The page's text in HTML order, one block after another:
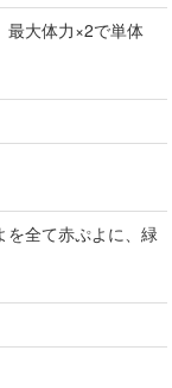
最大体力×2で単体
を全て赤ぷよに、緑